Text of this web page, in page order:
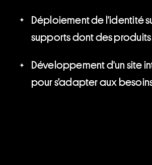
Déploiement de l'identité
supports dont des
Développement d'un site
pour s’adapter aux